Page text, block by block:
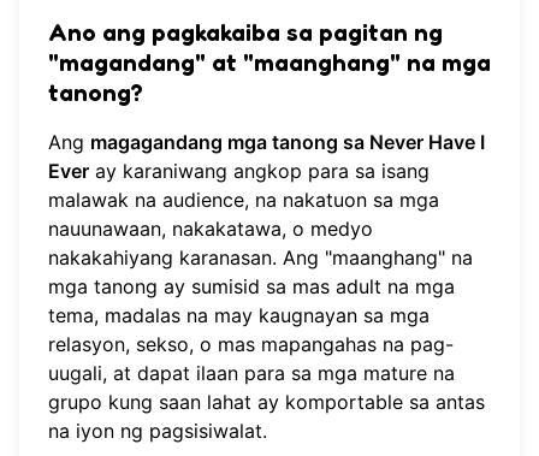
Ano ang pagkakaiba sa pagitan ng
"magandang" at "maanghang" na mga
tanong?
Ang magagandang mga tanong sa Never Have I
Ever ay karaniwang angkop para sa isang
malawak na audience, na nakatuon sa mga
nauunawaan, nakakatawa, o medyo
nakakahiyang karanasan. Ang "maanghang" na
mga tanong ay sumisid sa mas adult na mga
tema, madalas na may kaugnayan sa mga
relasyon, sekso, o mas mapangahas na pag-
uugali, at dapat ilaan para sa mga mature na
grupo kung saan lahat ay komportable sa antas
na iyon ng pagsisiwalat.